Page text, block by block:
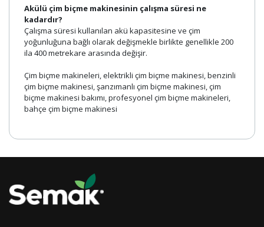
Akülü çim biçme makinesinin çalışma süresi ne
kadardır?
Çalışma süresi kullanılan akü kapasitesine ve çim
yoğunluğuna bağlı olarak değişmekle birlikte genellikle 200
ila 400 metrekare arasında değişir.
Çim biçme makineleri, elektrikli çim biçme makinesi, benzinli
çim biçme makinesi, şanzımanlı çim biçme makinesi, çim
biçme makinesi bakımı, profesyonel çim biçme makineleri,
bahçe çim biçme makinesi